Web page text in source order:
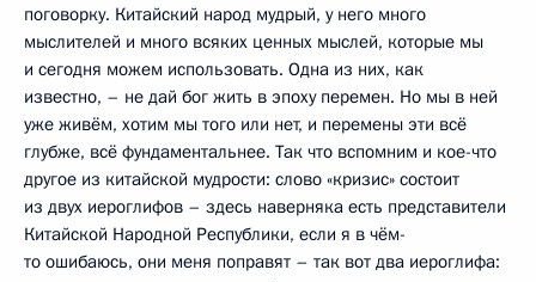
поговорку. Китайский народ мудрый, у него много
мыслителей и много всяких ценных мыслей, которые мы
и сегодня можем использовать. Одна из них, как
известно, – не дай бог жить в эпоху перемен. Но мы в ней
уже живём, хотим мы того или нет, и перемены эти всё
глубже, всё фундаментальнее. Так что вспомним и кое-что
другое из китайской мудрости: слово «кризис» состоит
из двух иероглифов – здесь наверняка есть представители
Китайской Народной Республики, если я в чём-
то ошибаюсь, они меня поправят – так вот два иероглифа: